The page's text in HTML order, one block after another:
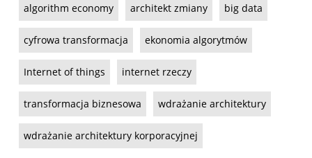
algorithm economy architekt zmiany big data
cyfrowa transformacja ekonomia algorytmów
Internet of things internet rzeczy
transformacja biznesowa wdrażanie architektury
wdrażanie architektury korporacyjnej